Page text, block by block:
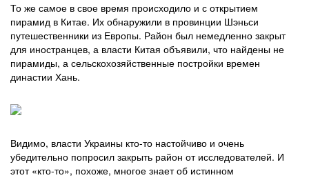
То же самое в свое время происходило и с открытием
пирамид в Китае. Их обнаружили в провинции Шэньси
путешественники из Европы. Район был немедленно закрыт
для иностранцев, а власти Китая объявили, что найдены не
пирамиды, а сельскохозяйственные постройки времен
династии Хань.
Видимо, власти Украины кто-то настойчиво и очень
убедительно попросил закрыть район от исследователей. И
этот «кто-то», похоже, многое знает об истинном